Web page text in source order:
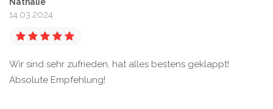
14.03.2024
Wir sind sehr zufrieden, hat alles bestens geklappt!
Absolute Empfehlung!